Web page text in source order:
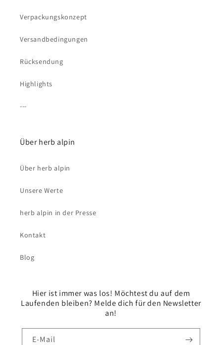
Verpackungskonzept
Versandbedingungen
Rücksendung
Highlights
---
Über herb alpin
Über herb alpin
Unsere Werte
herb alpin in der Presse
Kontakt
Blog
Hier ist immer was los! Möchtest du auf dem
Laufenden bleiben? Melde dich für den Newsletter
an!
E-Mail